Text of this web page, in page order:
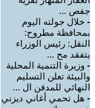
جفص ...
- خلال جولته اليوم
بمحافظة مطروح:
النقل: رئيس الوزراء
يتفقد مح ...
- وزيرة التنمية المحلية
والبيئة تعلن التسليم
النهائي للمدفن ال ...
- هل تحمي أغاني ديزني